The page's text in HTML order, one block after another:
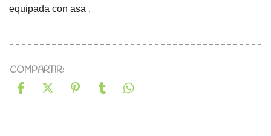
equipada con asa .
COMPARTIR: